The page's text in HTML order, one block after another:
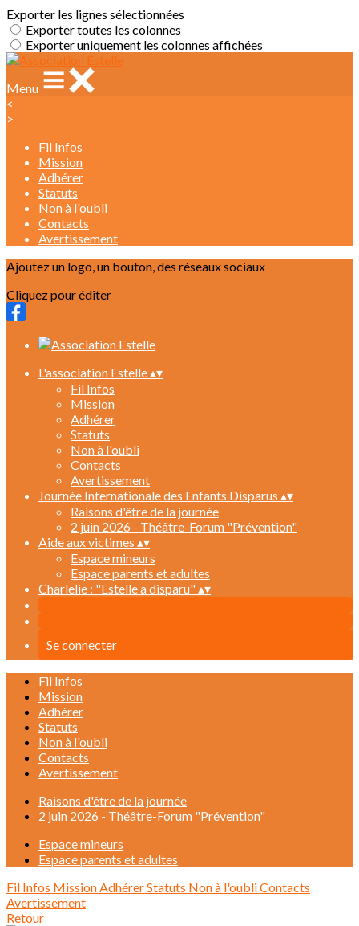
Exporter les lignes sélectionnées
Exporter toutes les colonnes
Exporter uniquement les colonnes affichées
Menu
<
>
Fil Infos
Mission
Adhérer
Statuts
Non à l'oubli
Contacts
Avertissement
Ajoutez un logo, un bouton, des réseaux sociaux
Cliquez pour éditer
L'association Estelle▴▾
Fil Infos
Mission
Adhérer
Statuts
Non à l'oubli
Contacts
Avertissement
Journée Internationale des Enfants Disparus ▴▾
Raisons d'être de la journée
2 juin 2026 - Théâtre-Forum "Prévention"
Aide aux victimes ▴▾
Espace mineurs
Espace parents et adultes
Charlelie : "Estelle a disparu"▴▾
Se connecter
Fil Infos
Mission
Adhérer
Statuts
Non à l'oubli
Contacts
Avertissement
Raisons d'être de la journée
2 juin 2026 - Théâtre-Forum "Prévention"
Espace mineurs
Espace parents et adultes
Fil Infos MissionAdhérerStatuts Non à l'oubliContacts
Avertissement
Retour